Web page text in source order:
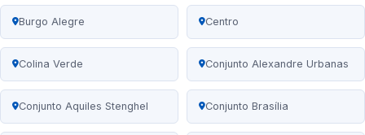
Burgo Alegre Centro
Colina Verde Conjunto Alexandre Urbanas
Conjunto Aquiles Stenghel Conjunto Brasília